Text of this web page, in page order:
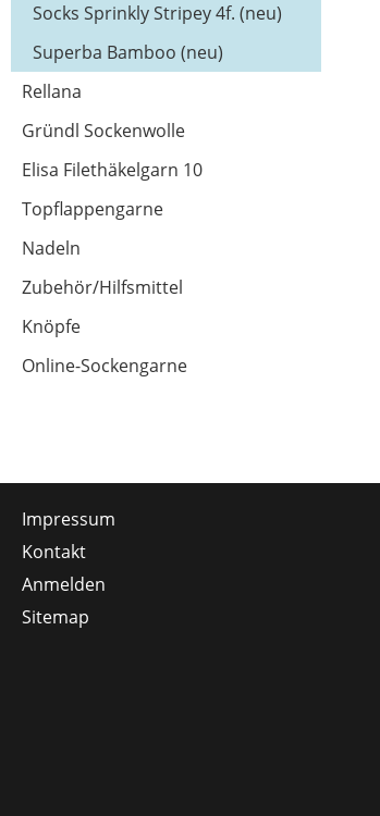
Socks Sprinkly Stripey 4f. (neu)
Superba Bamboo (neu)
Rellana
Gründl Sockenwolle
Elisa Filethäkelgarn 10
Topflappengarne
Nadeln
Zubehör/Hilfsmittel
Knöpfe
Online-Sockengarne
Impressum
Kontakt
Anmelden
Sitemap